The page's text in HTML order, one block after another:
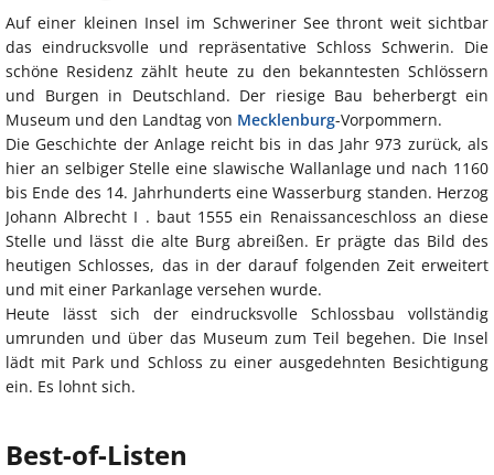
Auf einer kleinen Insel im Schweriner See thront weit sichtbar
das eindrucksvolle und repräsentative Schloss Schwerin. Die
schöne Residenz zählt heute zu den bekanntesten Schlössern
und Burgen in Deutschland. Der riesige Bau beherbergt ein
Museum und den Landtag von Mecklenburg-Vorpommern.
Die Geschichte der Anlage reicht bis in das Jahr 973 zurück, als
hier an selbiger Stelle eine slawische Wallanlage und nach 1160
bis Ende des 14. Jahrhunderts eine Wasserburg standen. Herzog
Johann Albrecht I . baut 1555 ein Renaissanceschloss an diese
Stelle und lässt die alte Burg abreißen. Er prägte das Bild des
heutigen Schlosses, das in der darauf folgenden Zeit erweitert
und mit einer Parkanlage versehen wurde.
Heute lässt sich der eindrucksvolle Schlossbau vollständig
umrunden und über das Museum zum Teil begehen. Die Insel
lädt mit Park und Schloss zu einer ausgedehnten Besichtigung
ein. Es lohnt sich.
Best-of-Listen